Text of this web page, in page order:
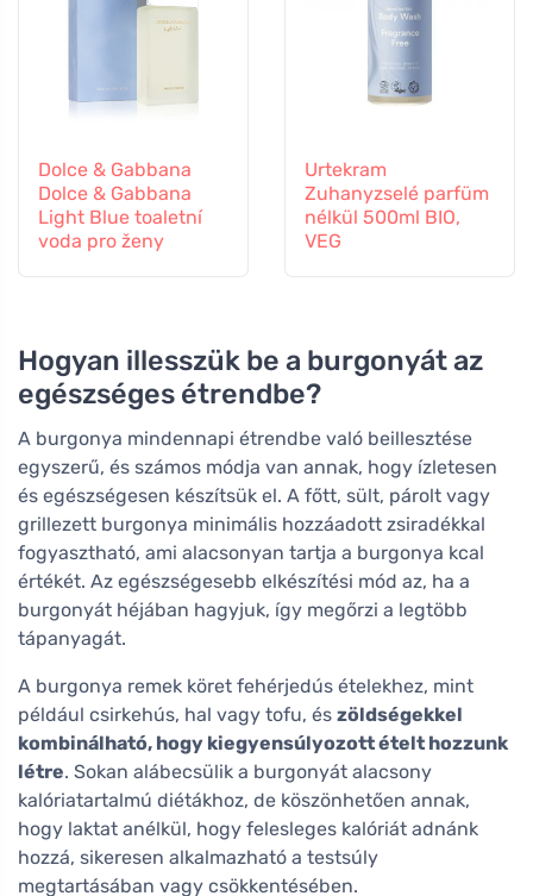
Dolce & Gabbana
Dolce & Gabbana
Light Blue toaletní
voda pro ženy
Urtekram
Zuhanyzselé parfüm
nélkül 500ml BIO,
VEG
Hogyan illesszük be a burgonyát az
egészséges étrendbe?
A burgonya mindennapi étrendbe való beillesztése
egyszerű, és számos módja van annak, hogy ízletesen
és egészségesen készítsük el. A főtt, sült, párolt vagy
grillezett burgonya minimális hozzáadott zsiradékkal
fogyasztható, ami alacsonyan tartja a burgonya kcal
értékét. Az egészségesebb elkészítési mód az, ha a
burgonyát héjában hagyjuk, így megőrzi a legtöbb
tápanyagát.
A burgonya remek köret fehérjedús ételekhez, mint
például csirkehús, hal vagy tofu, és zöldségekkel
kombinálható, hogy kiegyensúlyozott ételt hozzunk
létre. Sokan alábecsülik a burgonyát alacsony
kalóriatartalmú diétákhoz, de köszönhetően annak,
hogy laktat anélkül, hogy felesleges kalóriát adnánk
hozzá, sikeresen alkalmazható a testsúly
megtartásában vagy csökkentésében.